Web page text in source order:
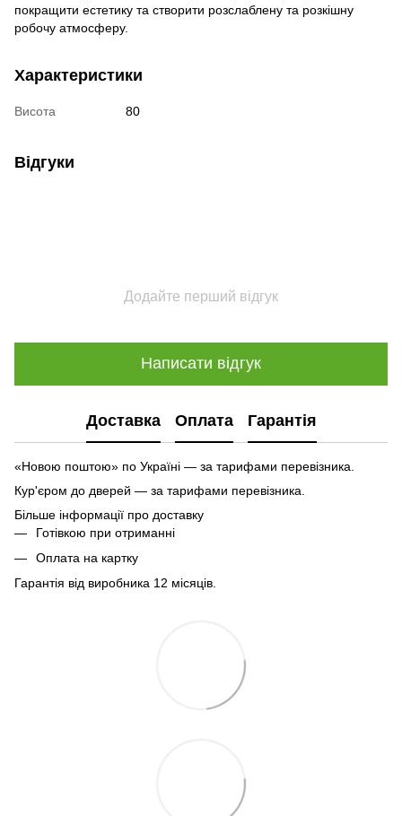
покращити естетику та створити розслаблену та розкішну
робочу атмосферу.
Характеристики
Висота 80
Відгуки
Додайте перший відгук
Написати відгук
Доставка Оплата Гарантія
«Новою поштою» по Україні — за тарифами перевізника.
Кур'єром до дверей — за тарифами перевізника.
Більше інформації про доставку
Готівкою при отриманні
Оплата на картку
Гарантія від виробника 12 місяців.